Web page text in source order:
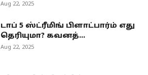
Aug 22, 2025
டாப் 5 ஸ்ட்ரீமிங் பிளாட்பார்ம் எது
தெரியுமா? கவனத்...
Aug 22, 2025